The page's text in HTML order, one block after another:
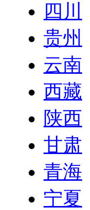
四川
贵州
云南
西藏
陕西
甘肃
青海
宁夏